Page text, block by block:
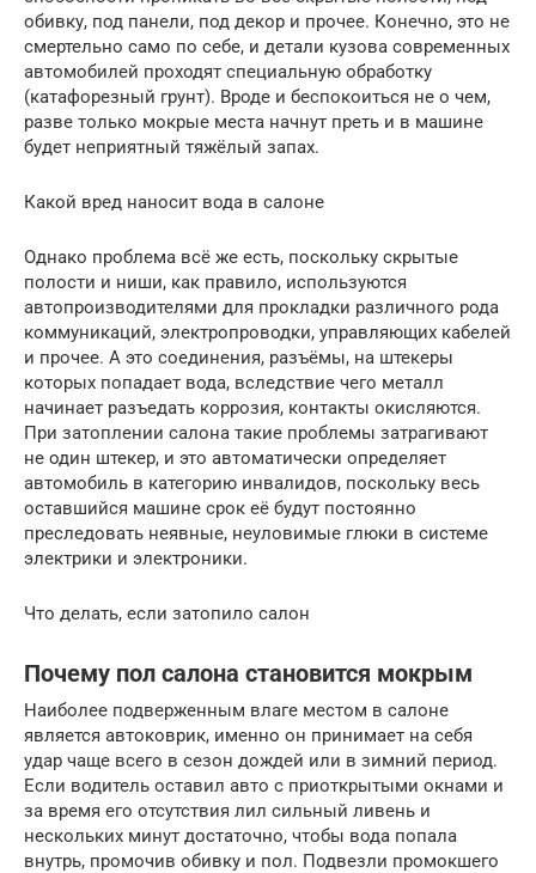
обивку, под панели, под декор и прочее. Конечно, это не
смертельно само по себе, и детали кузова современных
автомобилей проходят специальную обработку
(катафорезный грунт). Вроде и беспокоиться не о чем,
разве только мокрые места начнут преть и в машине
будет неприятный тяжёлый запах.
Какой вред наносит вода в салоне
Однако проблема всё же есть, поскольку скрытые
полости и ниши, как правило, используются
автопроизводителями для прокладки различного рода
коммуникаций, электропроводки, управляющих кабелей
и прочее. А это соединения, разъёмы, на штекеры
которых попадает вода, вследствие чего металл
начинает разъедать коррозия, контакты окисляются.
При затоплении салона такие проблемы затрагивают
не один штекер, и это автоматически определяет
автомобиль в категорию инвалидов, поскольку весь
оставшийся машине срок её будут постоянно
преследовать неявные, неуловимые глюки в системе
электрики и электроники.
Что делать, если затопило салон
Почему пол салона становится мокрым
Наиболее подверженным влаге местом в салоне
является автоковрик, именно он принимает на себя
удар чаще всего в сезон дождей или в зимний период.
Если водитель оставил авто с приоткрытыми окнами и
за время его отсутствия лил сильный ливень и
нескольких минут достаточно, чтобы вода попала
внутрь, промочив обивку и пол. Подвезли промокшего